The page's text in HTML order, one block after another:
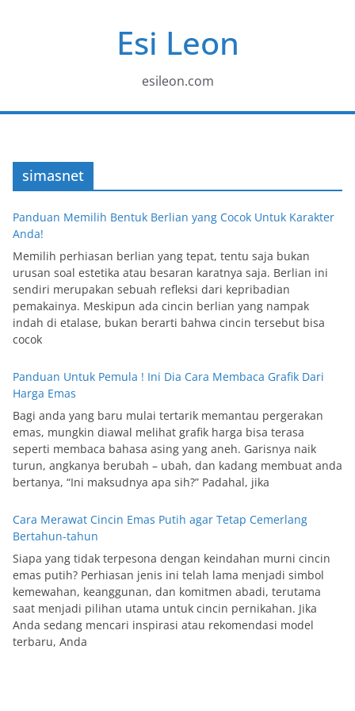
Esi Leon
esileon.com
simasnet
Panduan Memilih Bentuk Berlian yang Cocok Untuk Karakter
Anda!
Memilih perhiasan berlian yang tepat, tentu saja bukan
urusan soal estetika atau besaran karatnya saja. Berlian ini
sendiri merupakan sebuah refleksi dari kepribadian
pemakainya. Meskipun ada cincin berlian yang nampak
indah di etalase, bukan berarti bahwa cincin tersebut bisa
cocok
Panduan Untuk Pemula ! Ini Dia Cara Membaca Grafik Dari
Harga Emas
Bagi anda yang baru mulai tertarik memantau pergerakan
emas, mungkin diawal melihat grafik harga bisa terasa
seperti membaca bahasa asing yang aneh. Garisnya naik
turun, angkanya berubah – ubah, dan kadang membuat anda
bertanya, “Ini maksudnya apa sih?” Padahal, jika
Cara Merawat Cincin Emas Putih agar Tetap Cemerlang
Bertahun-tahun
Siapa yang tidak terpesona dengan keindahan murni cincin
emas putih? Perhiasan jenis ini telah lama menjadi simbol
kemewahan, keanggunan, dan komitmen abadi, terutama
saat menjadi pilihan utama untuk cincin pernikahan. Jika
Anda sedang mencari inspirasi atau rekomendasi model
terbaru, Anda